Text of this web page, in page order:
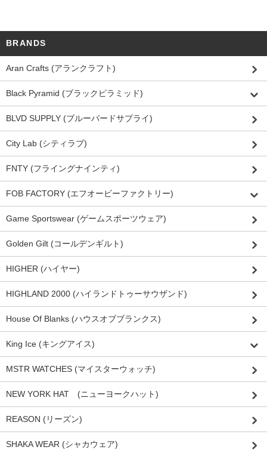
BRANDS
Aran Crafts (アランクラフト)
Black Pyramid (ブラックピラミッド)
BLVD SUPPLY (ブルーバードサプライ)
City Lab (シティラブ)
FNTY (フライングナインティ)
FOB FACTORY (エフオービーファクトリー)
Game Sportswear (ゲームスポーツウェア)
Golden Gilt (コールデンギルト)
HIGHER (ハイヤー)
HIGHLAND 2000 (ハイランドトゥーサウザンド)
House Of Blanks (ハウスオブブランクス)
King Ice (キングアイス)
MSTR WATCHES (マイスターウォッチ)
NEW YORK HAT (ニューヨークハット)
REASON (リーズン)
SHAKA WEAR (シャカウェア)